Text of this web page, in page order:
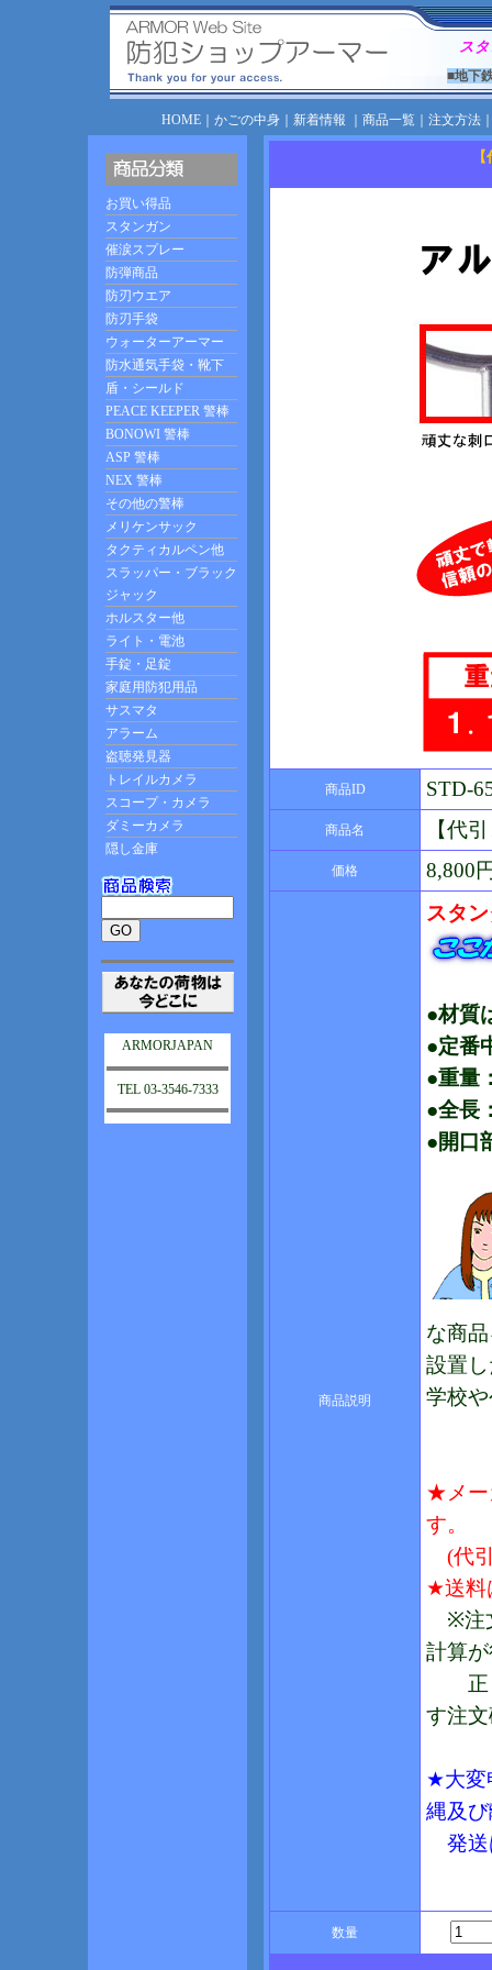
ス
■地下
HOME｜ かごの中身｜ 新着情報 商品一覧｜ 注文方法
ARMORJAPAN
TEL 03-3546-7333
商品ID STD-
商品名 【代
価格 8,800
商品説明
スタ
●材質
●定番
●重量
●全長
●開口
な商
設置
学校
★メー
す。
(代
★送料
※注
計算
正し
す注
★大変
縄及
発送
数量